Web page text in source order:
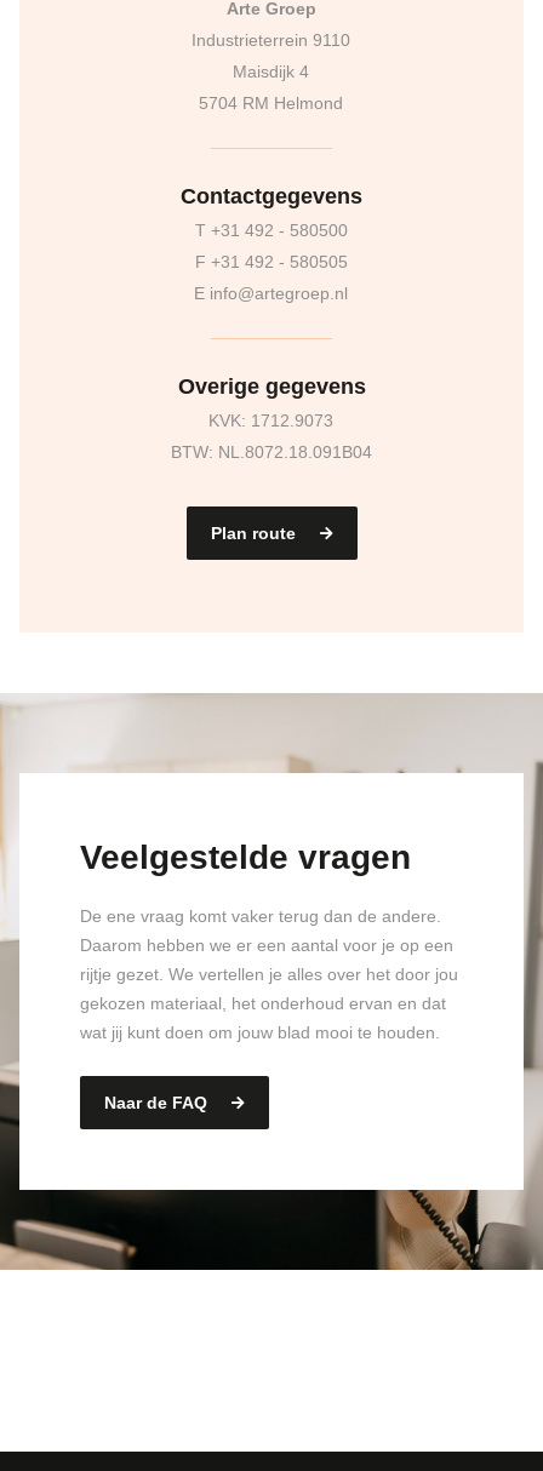
Arte Groep
Industrieterrein 9110
Maisdijk 4
5704 RM Helmond
Contactgegevens
T +31 492 - 580500
F +31 492 - 580505
E info@artegroep.nl
Overige gegevens
KVK: 1712.9073
BTW: NL.8072.18.091B04
Plan route
Veelgestelde vragen
De ene vraag komt vaker terug dan de andere.
Daarom hebben we er een aantal voor je op een
rijtje gezet. We vertellen je alles over het door jou
gekozen materiaal, het onderhoud ervan en dat
wat jij kunt doen om jouw blad mooi te houden.
Naar de FAQ